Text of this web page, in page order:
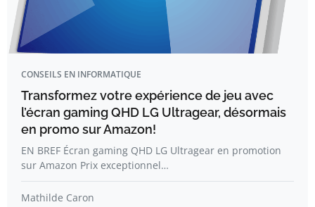
CONSEILS EN INFORMATIQUE
Transformez votre expérience de jeu avec
l’écran gaming QHD LG Ultragear, désormais
en promo sur Amazon!
EN BREF Écran gaming QHD LG Ultragear en promotion
sur Amazon Prix exceptionnel…
Mathilde Caron